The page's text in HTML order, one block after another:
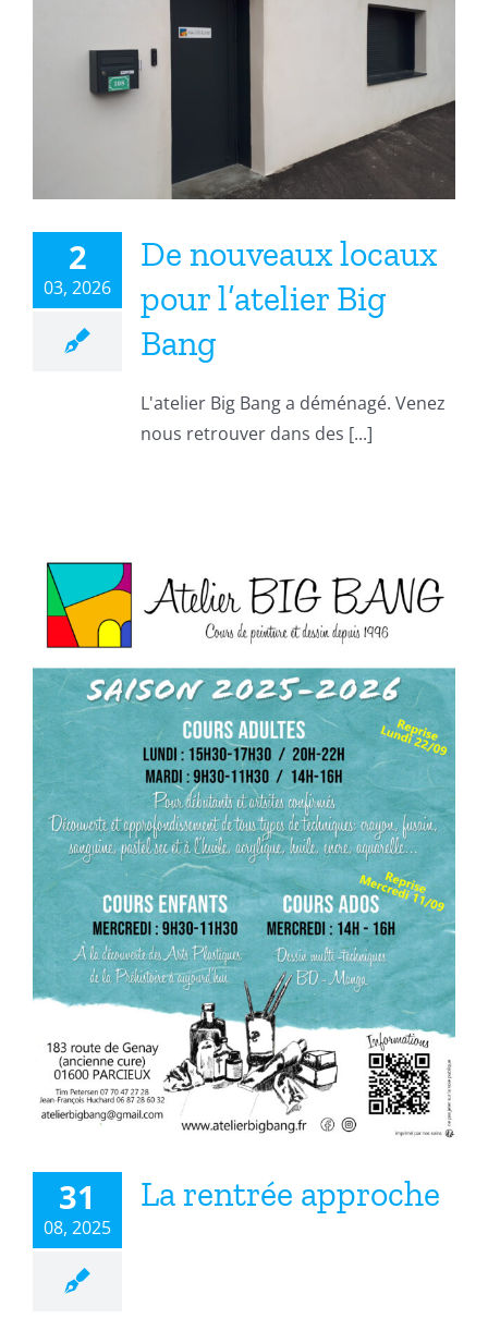
De nouveaux locaux pour
l’atelier Big Bang
2
03, 2026
De nouveaux locaux
pour l’atelier Big
Bang
L'atelier Big Bang a déménagé. Venez
nous retrouver dans des [...]
La rentrée approche
31
08, 2025
La rentrée approche